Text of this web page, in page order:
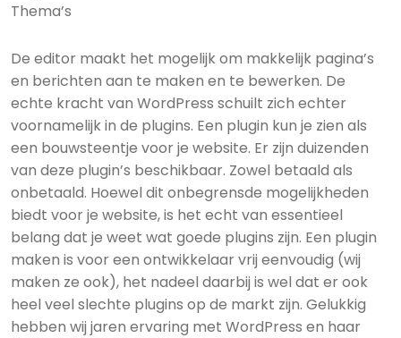
Thema’s
De editor maakt het mogelijk om makkelijk pagina’s
en berichten aan te maken en te bewerken. De
echte kracht van WordPress schuilt zich echter
voornamelijk in de plugins. Een plugin kun je zien als
een bouwsteentje voor je website. Er zijn duizenden
van deze plugin’s beschikbaar. Zowel betaald als
onbetaald. Hoewel dit onbegrensde mogelijkheden
biedt voor je website, is het echt van essentieel
belang dat je weet wat goede plugins zijn. Een plugin
maken is voor een ontwikkelaar vrij eenvoudig (wij
maken ze ook), het nadeel daarbij is wel dat er ook
heel veel slechte plugins op de markt zijn. Gelukkig
hebben wij jaren ervaring met WordPress en haar